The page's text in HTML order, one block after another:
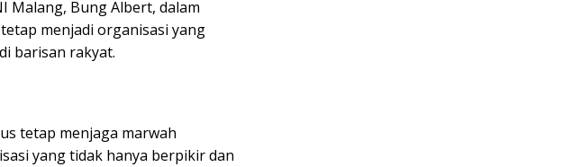
Malang, Bung Albert, dalam
menjadi organisasi yang
barisan rakyat.
tetap menjaga marwah
yang tidak hanya berpikir dan